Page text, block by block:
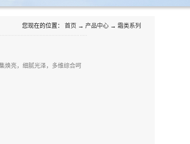
您现在的位置： 首页 → 产品中心 → 霜类系列
焕亮，细腻光泽，多维综合呵